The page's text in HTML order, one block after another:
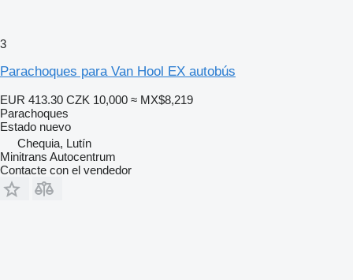
3
Parachoques para Van Hool EX autobús
EUR 413.30 CZK 10,000 ≈ MX$8,219
Parachoques
Estado nuevo
Chequia, Lutín
Minitrans Autocentrum
Contacte con el vendedor